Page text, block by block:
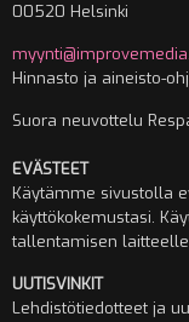
00520 Helsinki
Hinnasto ja aineisto-
Suora neuvottelu
EVÄSTEET
Käytämme sivustolla
käyttökokemustasi.
tallentamisen
UUTISVINKIT
Lehdistötiedotteet ja